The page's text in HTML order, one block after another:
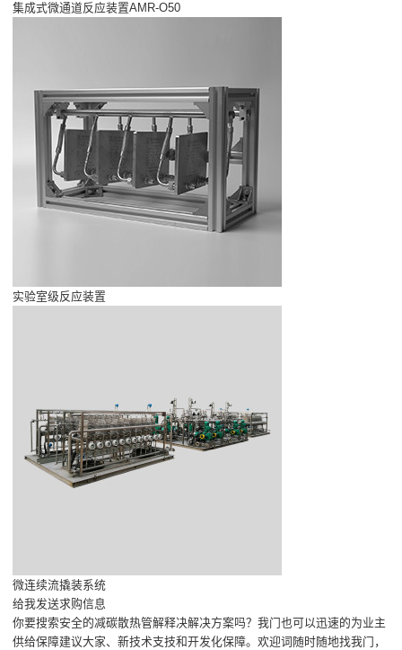
集成式微通道反应装置AMR-O50
实验室级反应装置
微连续流撬装系统
给我发送求购信息
你要搜索安全的减碳散热管解释决解决方案吗？我门也可以迅速的为业主
供给保障建议大家、新技术支技和开发化保障。欢迎词随时随地找我门，